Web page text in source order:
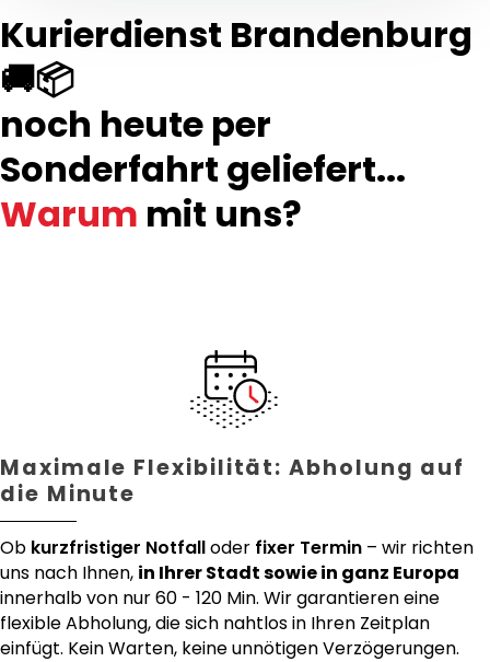
Kurierdienst Brandenburg
🚚📦
noch heute per
Sonderfahrt geliefert...
Warum mit uns?
Maximale Flexibilität: Abholung auf
die Minute
Ob kurzfristiger Notfalloder fixer Termin – wir richten
uns nach Ihnen, in Ihrer Stadt sowie in ganz Europa
innerhalb von nur 60 - 120 Min. Wir garantieren eine
flexible Abholung, die sich nahtlos in Ihren Zeitplan
einfügt. Kein Warten, keine unnötigen Verzögerungen.